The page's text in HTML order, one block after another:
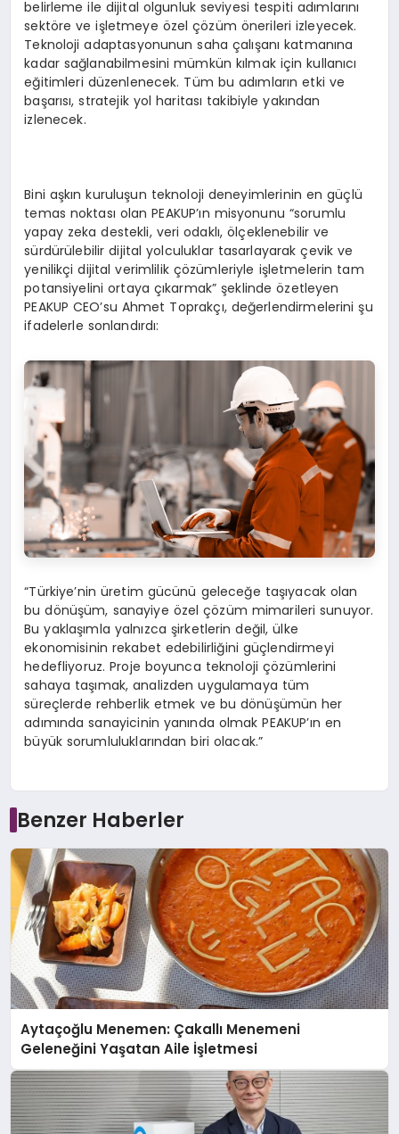
belirleme ile dijital olgunluk seviyesi tespiti adımlarını
sektöre ve işletmeye özel çözüm önerileri izleyecek.
Teknoloji adaptasyonunun saha çalışanı katmanına
kadar sağlanabilmesini mümkün kılmak için kullanıcı
eğitimleri düzenlenecek. Tüm bu adımların etki ve
başarısı, stratejik yol haritası takibiyle yakından
izlenecek.
Bini aşkın kuruluşun teknoloji deneyimlerinin en güçlü
temas noktası olan PEAKUP’ın misyonunu “sorumlu
yapay zeka destekli, veri odaklı, ölçeklenebilir ve
sürdürülebilir dijital yolculuklar tasarlayarak çevik ve
yenilikçi dijital verimlilik çözümleriyle işletmelerin tam
potansiyelini ortaya çıkarmak” şeklinde özetleyen
PEAKUP CEO’su Ahmet Toprakçı, değerlendirmelerini şu
ifadelerle sonlandırdı:
“Türkiye’nin üretim gücünü geleceğe taşıyacak olan
bu dönüşüm, sanayiye özel çözüm mimarileri sunuyor.
Bu yaklaşımla yalnızca şirketlerin değil, ülke
ekonomisinin rekabet edebilirliğini güçlendirmeyi
hedefliyoruz. Proje boyunca teknoloji çözümlerini
sahaya taşımak, analizden uygulamaya tüm
süreçlerde rehberlik etmek ve bu dönüşümün her
adımında sanayicinin yanında olmak PEAKUP’ın en
büyük sorumluluklarından biri olacak.”
Benzer Haberler
Aytaçoğlu Menemen: Çakallı Menemeni
Geleneğini Yaşatan Aile İşletmesi